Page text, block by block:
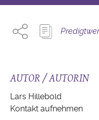
AUTOR / AUTORIN
Lars Hillebold
Kontakt aufnehmen